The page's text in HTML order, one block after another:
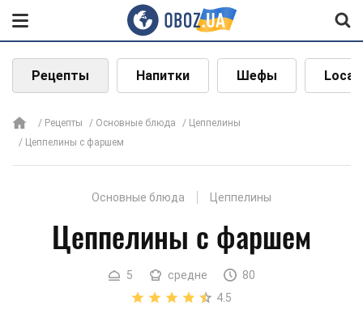
Рецепты Напитки Шефы Local
Рецепты Основные блюда
Цеппелины
Цеппелины с фаршем
Основные блюда Цеппелины
Цеппелины с фаршем
5 средне
80
4.5